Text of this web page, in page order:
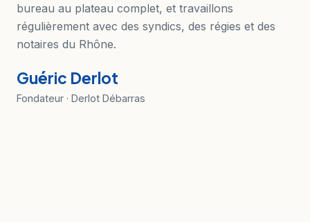
bureau au plateau complet, et travaillons
régulièrement avec des syndics, des régies et des
notaires du Rhône.
Guéric Derlot
Fondateur · Derlot Débarras